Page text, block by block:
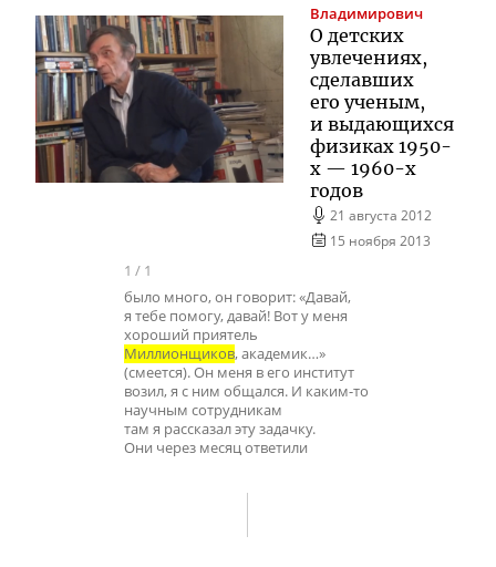
Владимирович
О детских
увлечениях,
сделавших
его ученым,
и выдающихся
физиках 1950-
х — 1960-х
годов
21 августа 2012
15 ноября 2013
1 / 1
было много, он говорит: «Давай,
я тебе помогу, давай! Вот у меня
хороший приятель
Миллионщиков, академик…»
(смеется). Он меня в его институт
возил, я с ним общался. И каким-то
научным сотрудникам
там я рассказал эту задачку.
Они через месяц ответили